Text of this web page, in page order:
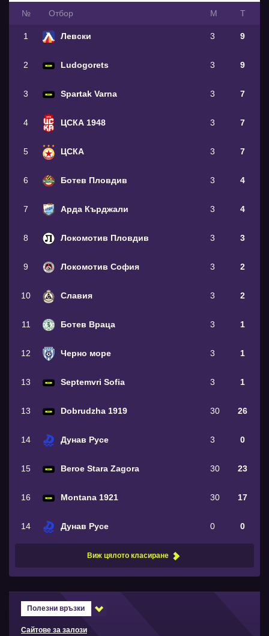
№ Oтбор М Т
1 Левски 3 9
2 Ludogorets 3 9
3 Spartak Varna 3 7
4 ЦСКА 1948 3 7
5 ЦСКА 3 7
6 Ботев Пловдив 3 4
7 Арда Кърджали 3 4
8 Локомотив Пловдив 3 3
9 Локомотив София 3 2
10 Славия 3 2
11 Ботев Враца 3 1
12 Черно море 3 1
13 Septemvri Sofia 3 1
13 Dobrudzha 1919 30 26
14 Дунав Русе 3 0
15 Beroe Stara Zagora 30 23
16 Montana 1921 30 17
14 Дунав Русе 0 0
Виж цялото класиране
Полезни връзки
Сайтове за залози